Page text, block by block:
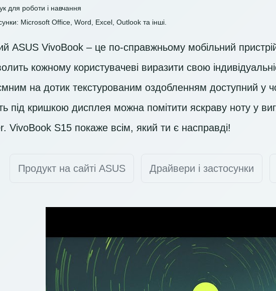
для роботи і навчання
Microsoft Office, Word, Excel, Outlook та інші.
ASUS VivoBook – це по-справжньому мобільний
кожному користувачеві виразити свою
на дотик текстурованим оздобленням доступний у
під кришкою дисплея можна помітити яскраву ноту у
VivoBook S15 покаже всім, який ти є насправді!
Продукт на сайті ASUS Драйвери і застосунки